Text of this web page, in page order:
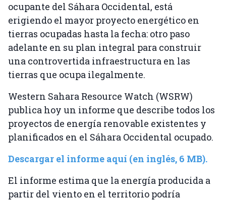
ocupante del Sáhara Occidental, está
erigiendo el mayor proyecto energético en
tierras ocupadas hasta la fecha: otro paso
adelante en su plan integral para construir
una controvertida infraestructura en las
tierras que ocupa ilegalmente.
Western Sahara Resource Watch (WSRW)
publica hoy un informe que describe todos los
proyectos de energía renovable existentes y
planificados en el Sáhara Occidental ocupado.
Descargar el informe aquí (en inglés, 6 MB).
El informe estima que la energía producida a
partir del viento en el territorio podría